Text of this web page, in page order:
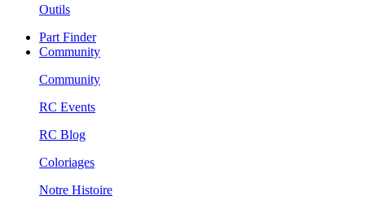
Outils
Part Finder
Community
Community
RC Events
RC Blog
Coloriages
Notre Histoire